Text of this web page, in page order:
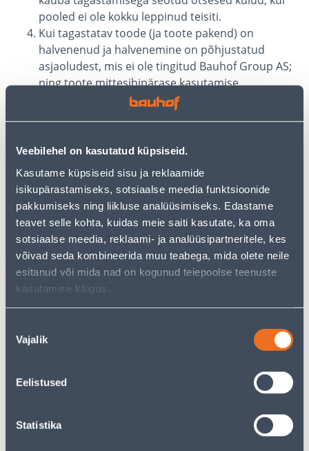
Veebilehel on kasutatud küpsiseid.
Kasutame küpsiseid sisu ja reklaamide
isikupärastamiseks, sotsiaalse meedia funktsioonide
pakkumiseks ning liikluse analüüsimiseks. Edastame
teavet selle kohta, kuidas meie saiti kasutate, ka oma
sotsiaalse meedia, reklaami- ja analüüsipartneritele, kes
võivad seda kombineerida muu teabega, mida olete neile
esitanud või mida nad on kogunud teiepoolse teenuste
kasutamise käigus.
valik
Vajalik
Eelistused
Statistika
pooled ei ole kokku leppinud teisiti.
Kui tagastatav toode (ja toote pakend) on
halvenenud ja halvenemine on põhjustatud
asjaoludest, mis ei ole tingitud Bauhof Group AS;
ning toote mittesihipärase kasutamise
tulemusena, on Bauhof Group AS-l õigus
tasaarvestada toote väärtuse vähenemine Tellija
kuuluva summaga. Tasaarvestamiseks saadab
Bauhof Group AS tasaarvestamise avalduse Tellija
poolt tellimuse vormistamisel teatatud e-posti
aadressile. Juhul, kui Tellija ei ole nõus
tasaarvestamise teates näidatud väärtuse
vähenemisega, on selleks õigus kaasata toote
väärtuse vähenemise kindlakstegemiseks
sõltumatu ekspert. Ekspertiisiga seotud kulud
jagatakse pooleks Tellija ja Bauhof Group AS
ekspertiisiga seotud kulud pool, kelle seisukoht
osutus ilmselt põhjendamatuks.
raha kauba eest viivitamata, kuid mitte hiljem kui
14 päeva möödumisel arvates taganemisavalduse
saamisest, samale arvelduskontole, millelt tasuti
kauba eest.